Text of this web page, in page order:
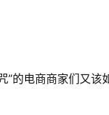
”的电商商家们又该